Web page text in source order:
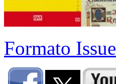
Formato Issue